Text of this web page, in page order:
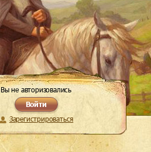
Вы не авторизовались
Войти
Зарегистрироваться